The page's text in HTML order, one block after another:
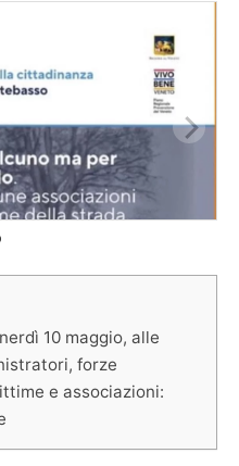
10 maggio, alle
forze
e associazioni: